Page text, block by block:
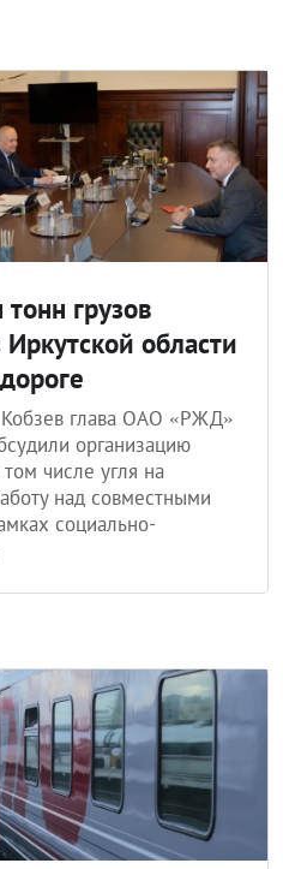
грузов
области
Кобзев глава ОАО «РЖД»
организацию
числе угля на
над совместными
социально-